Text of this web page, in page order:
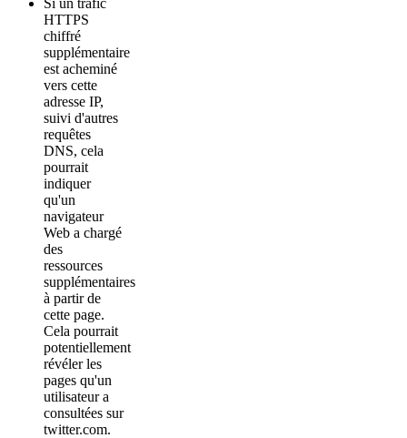
HTTPS
chiffré
supplémentaire
est acheminé
vers cette
adresse IP,
suivi d'autres
requêtes
DNS, cela
pourrait
indiquer
qu'un
navigateur
Web a chargé
des
ressources
supplémentaires
à partir de
cette page.
Cela pourrait
potentiellement
révéler les
pages qu'un
utilisateur a
consultées sur
twitter.com.